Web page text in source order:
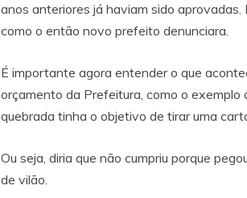
anos anteriores já haviam sido aprovadas.
como o então novo prefeito denunciara.
É importante agora entender o que
orçamento da Prefeitura, como o exemplo
quebrada tinha o objetivo de tirar uma
Ou seja, diria que não cumpriu porque
de vilão.